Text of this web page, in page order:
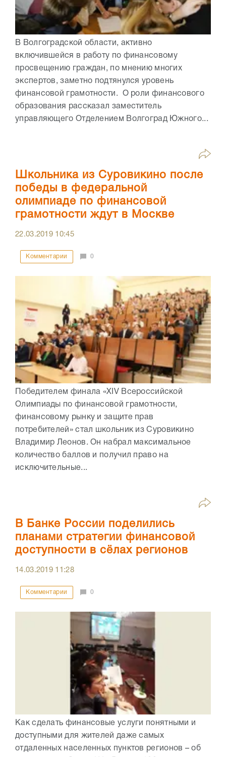
В Волгоградской области, активно
включившейся в работу по финансовому
просвещению граждан, по мнению многих
экспертов, заметно подтянулся уровень
финансовой грамотности. О роли финансового
образования рассказал заместитель
управляющего Отделением Волгоград Южного...
Школьника из Суровикино после
победы в федеральной
олимпиаде по финансовой
грамотности ждут в Москве
22.03.2019 10:45
Комментарии 0
Победителем финала «XIV Всероссийской
Олимпиады по финансовой грамотности,
финансовому рынку и защите прав
потребителей» стал школьник из Суровикино
Владимир Леонов. Он набрал максимальное
количество баллов и получил право на
исключительные...
В Банке России поделились
планами стратегии финансовой
доступности в сёлах регионов
14.03.2019 11:28
Комментарии 0
Как сделать финансовые услуги понятными и
доступными для жителей даже самых
отдаленных населенных пунктов регионов – об